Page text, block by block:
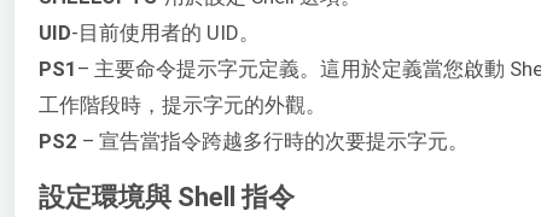
UID-目前使用者的 UID。
PS1 – 主要命令提示字元定義。這用於定義當您啟動
工作階段時，提示字元的外觀。
PS2 – 宣告當指令跨越多行時的次要提示字元。
設定環境與 Shell 指令